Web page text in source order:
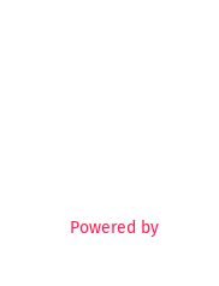
Powered by